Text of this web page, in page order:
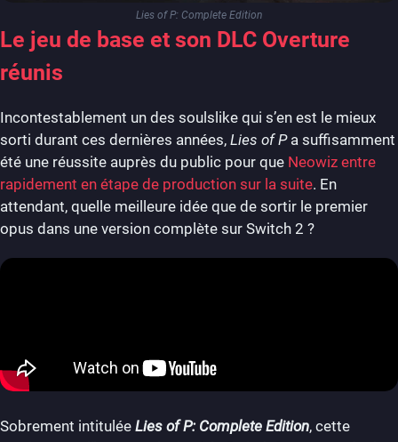
Lies of P: Complete Edition
Le jeu de base et son DLC Overture
réunis
Incontestablement un des soulslike qui s’en est le mieux
sorti durant ces dernières années, Lies of Pa suffisamment
été une réussite auprès du public pour que Neowiz entre
rapidement en étape de production sur la suite. En
attendant, quelle meilleure idée que de sortir le premier
opus dans une version complète sur Switch 2 ?
Sobrement intitulée Lies of P: Complete Edition, cette